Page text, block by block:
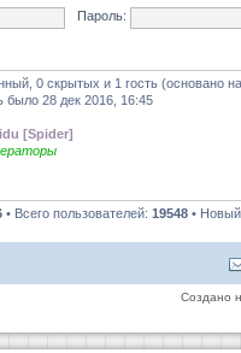
Пароль:
0 скрытых и 1 гость (основано
было 28 дек 2016, 16:45
[Spider]
• Всего пользователей: 19548 •
Создано